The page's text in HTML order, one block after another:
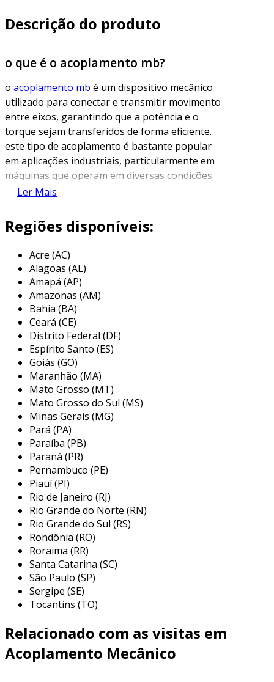
Descrição do produto
o que é o acoplamento mb?
o acoplamento mb é um dispositivo mecânico
utilizado para conectar e transmitir movimento
entre eixos, garantindo que a potência e o
torque sejam transferidos de forma eficiente.
este tipo de acoplamento é bastante popular
em aplicações industriais, particularmente em
máquinas que operam em diversas condições
de carga e velocidade. a designação "mb" se
que se destaca por sua capacidade de reduzir
vibrações e descentramentos, elementos
essenciais para aumentar a vida útil dos
componentes envolvidos.
os acoplamentos mb geralmente são
compostos por duas partes principais: os
elementos de ligação e o corpo do
acoplamento. o design compacto e robusto
permite que esse tipo de acoplamento seja
utilizado em uma ampla gama de máquinas,
desde pequenas ferramentas elétricas até
grandes equipamentos industriais. a facilidade
de instalação e manutenção também contribui
para sua popularidade entre os engenheiros e
técnicos que buscam soluções eficazes para
transmissão de movimento.
principais aplicações do
acoplamento mb
o acoplamento mb é amplamente empregado
em diversas indústrias e aplicações,
destacando-se pela sua versatilidade e
eficiência na transmissão de potência. algumas
das aplicações mais comuns incluem:
máquinas industriais:
conectar motores e redutores de
velocidade, garantindo um funcionamento
suave e eficiente.
equipamentos de construção:presente
Ler Mais
Regiões disponíveis:
Acre (AC)
Alagoas (AL)
Amapá (AP)
Amazonas (AM)
Bahia (BA)
Ceará (CE)
Distrito Federal (DF)
Espírito Santo (ES)
Goiás (GO)
Maranhão (MA)
Mato Grosso (MT)
Mato Grosso do Sul (MS)
Minas Gerais (MG)
Pará (PA)
Paraíba (PB)
Paraná (PR)
Pernambuco (PE)
Piauí (PI)
Rio de Janeiro (RJ)
Rio Grande do Norte (RN)
Rio Grande do Sul (RS)
Rondônia (RO)
Roraima (RR)
Santa Catarina (SC)
São Paulo (SP)
Sergipe (SE)
Tocantins (TO)
Relacionado com as visitas em
Acoplamento Mecânico